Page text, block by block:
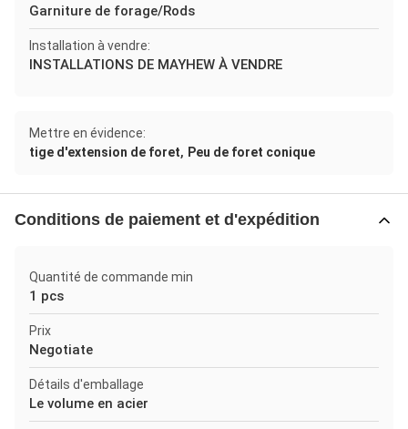
Garniture de forage/Rods
Installation à vendre:
INSTALLATIONS DE MAYHEW À VENDRE
Mettre en évidence:
tige d'extension de foret, Peu de foret conique
Conditions de paiement et d'expédition
Quantité de commande min
1 pcs
Prix
Negotiate
Détails d'emballage
Le volume en acier